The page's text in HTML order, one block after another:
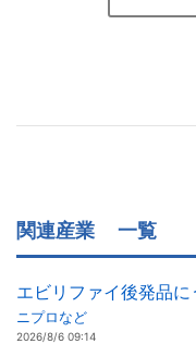
関連産業 一覧
エビリファイ後発品
ニプロなど
2026/8/6 09:14